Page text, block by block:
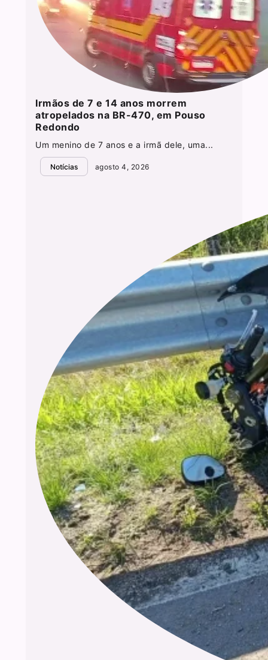
Irmãos de 7 e 14 anos morrem
atropelados na BR-470, em Pouso
Redondo
Um menino de 7 anos e a irmã dele, uma...
Notícias agosto 4, 2026